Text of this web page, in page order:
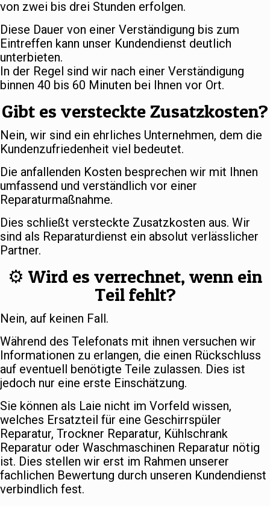
von zwei bis drei Stunden erfolgen.
Diese Dauer von einer Verständigung bis zum
Eintreffen kann unser Kundendienst deutlich
unterbieten.
In der Regel sind wir nach einer Verständigung
binnen 40 bis 60 Minuten bei Ihnen vor Ort.
Gibt es versteckte Zusatzkosten?
Nein, wir sind ein ehrliches Unternehmen, dem die
Kundenzufriedenheit viel bedeutet.
Die anfallenden Kosten besprechen wir mit Ihnen
umfassend und verständlich vor einer
Reparaturmaßnahme.
Dies schließt versteckte Zusatzkosten aus. Wir
sind als Reparaturdienst ein absolut verlässlicher
Partner.
⚙️ Wird es verrechnet, wenn ein
Teil fehlt?
Nein, auf keinen Fall.
Während des Telefonats mit ihnen versuchen wir
Informationen zu erlangen, die einen Rückschluss
auf eventuell benötigte Teile zulassen. Dies ist
jedoch nur eine erste Einschätzung.
Sie können als Laie nicht im Vorfeld wissen,
welches Ersatzteil für eine Geschirrspüler
Reparatur, Trockner Reparatur, Kühlschrank
Reparatur oder Waschmaschinen Reparatur nötig
ist. Dies stellen wir erst im Rahmen unserer
fachlichen Bewertung durch unseren Kundendienst
verbindlich fest.